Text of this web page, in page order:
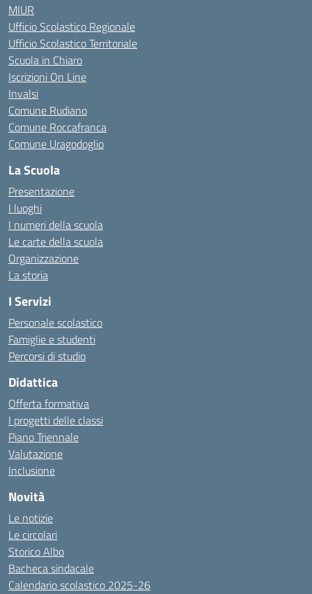
MIUR
Ufficio Scolastico Regionale
Ufficio Scolastico Territoriale
Scuola in Chiaro
Iscrizioni On Line
Invalsi
Comune Rudiano
Comune Roccafranca
Comune Uragodoglio
La Scuola
Presentazione
I luoghi
I numeri della scuola
Le carte della scuola
Organizzazione
La storia
I Servizi
Personale scolastico
Famiglie e studenti
Percorsi di studio
Didattica
Offerta formativa
I progetti delle classi
Piano Triennale
Valutazione
Inclusione
Novità
Le notizie
Le circolari
Storico Albo
Bacheca sindacale
Calendario scolastico 2025-26